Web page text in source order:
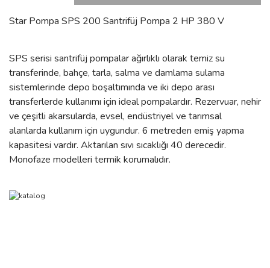
Star Pompa SPS 200 Santrifüj Pompa 2 HP 380 V
SPS serisi santrifüj pompalar ağırlıklı olarak temiz su
transferinde, bahçe, tarla, salma ve damlama sulama
sistemlerinde depo boşaltımında ve iki depo arası
transferlerde kullanımı için ideal pompalardır. Rezervuar, nehir
ve çeşitli akarsularda, evsel, endüstriyel ve tarımsal
alanlarda kullanım için uygundur. 6 metreden emiş yapma
kapasitesi vardır. Aktarılan sıvı sıcaklığı 40 derecedir.
Monofaze modelleri termik korumalıdır.